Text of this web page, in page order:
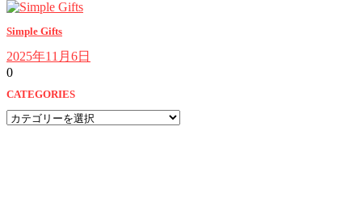
Simple Gifts
2025年11月6日
0
CATEGORIES
CATEGORIES